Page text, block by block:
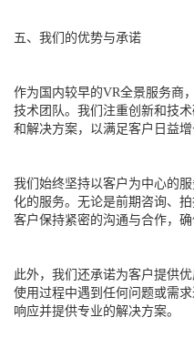
五、我们的优势与承诺
作为国内较早的VR全景服务商
技术团队。我们注重创新和技
和解决方案，以满足客户日益增
我们始终坚持以客户为中心的
化的服务。无论是前期咨询、
客户保持紧密的沟通与合作，确
此外，我们还承诺为客户提供
使用过程中遇到任何问题或需
响应并提供专业的解决方案。